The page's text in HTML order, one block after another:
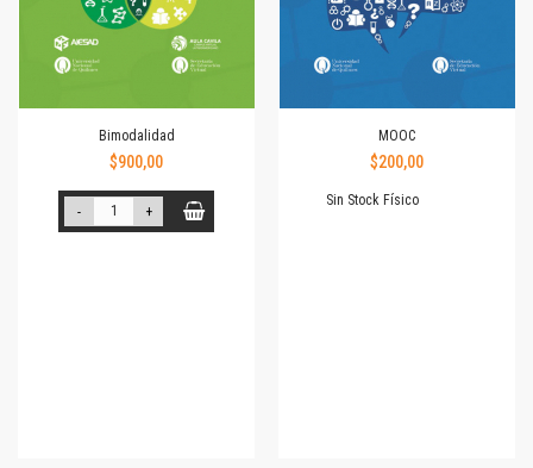
Bimodalidad
$900,00
- +
MOOC
$200,00
Sin Stock Físico